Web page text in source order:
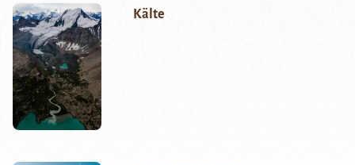
Kälte